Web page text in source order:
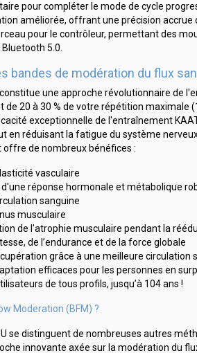
pour compléter le mode de cycle
améliorée, offrant une précision
pour le contrôleur, permettant des
5.0.
bandes de modération du flux
une approche révolutionnaire de
de 20 à 30 % de votre répétition
exceptionnelle de l'entraînement
en réduisant la fatigue du système
de nombreux bénéfices :
vasculaire
réponse hormonale et métabolique
sanguine
musculaire
de l'atrophie musculaire pendant la
de l’endurance et de la force globale
grâce à une meilleure circulation
efficaces pour les personnes en
de tous profils, jusqu’à 104 ans !
Moderation (BFM) ?
se distinguent de nombreuses autres
innovante axée sur la modération du